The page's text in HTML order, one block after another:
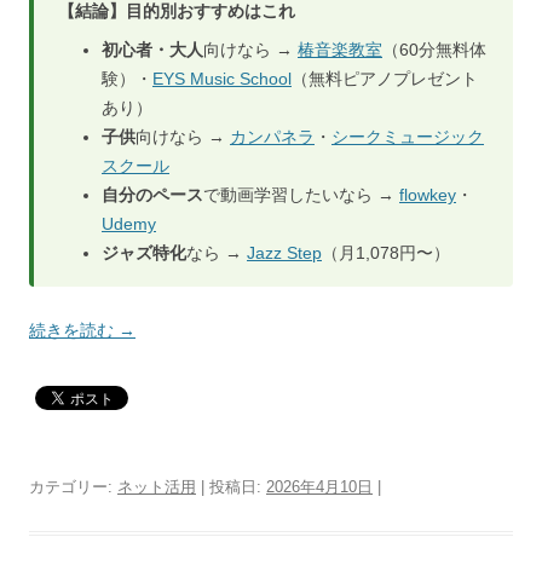
【結論】目的別おすすめはこれ
初心者・大人向けなら → 椿音楽教室 （60分無料体
験）・ EYS Music School （無料ピアノプレゼント
あり）
子供向けなら → カンパネラ ・ シークミュージック
スクール
自分のペースで動画学習したいなら → flowkey ・
Udemy
ジャズ特化なら → Jazz Step （月1,078円〜）
続きを読む →
カテゴリー: ネット活用 | 投稿日: 2026年4月10日